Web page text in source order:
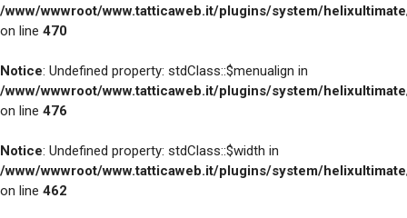
/www/wwwroot/www.tatticaweb.it/plugins/system/
on line 470
Notice: Undefined property: stdClass::$menualign in
/www/wwwroot/www.tatticaweb.it/plugins/system/
on line 476
Notice: Undefined property: stdClass::$width in
/www/wwwroot/www.tatticaweb.it/plugins/system/
on line 462